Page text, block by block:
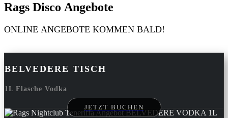
Rags Disco Angebote
ONLINE ANGEBOTE KOMMEN BALD!
BELVEDERE TISCH
1L Flasche Vodka
JETZT BUCHEN